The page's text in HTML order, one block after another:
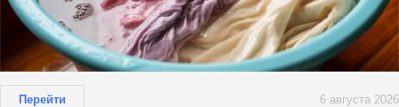
Перейти 6 августа 2026